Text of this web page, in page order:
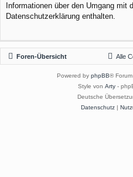
Informationen über den Umgang mit
Datenschutzerklärung enthalten.
Foren-Übersicht Alle
Powered by phpBB®
Style von Arty -
Deutsche
Datenschutz|